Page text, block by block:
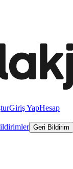
Giriş YapHesap
Geri Bildirim